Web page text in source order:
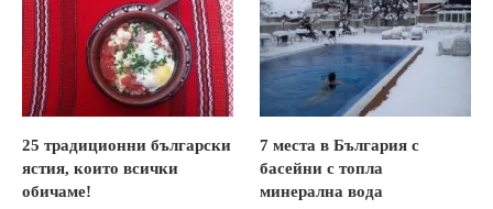
25 традиционни български
ястия, които всички
обичаме!
7 места в България с
басейни с топла
минерална вода